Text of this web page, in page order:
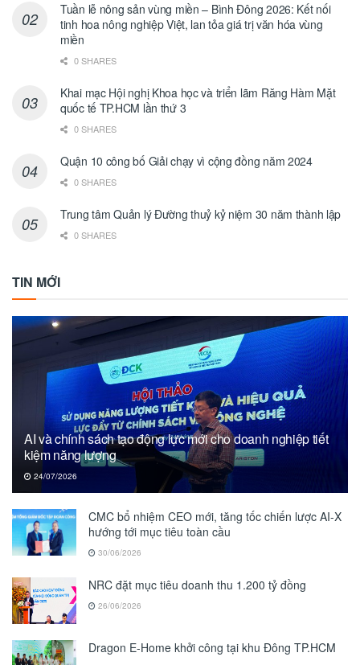
Tuần lễ nông sản vùng miền – Bình Đông 2026: Kết nối
tinh hoa nông nghiệp Việt, lan tỏa giá trị văn hóa vùng
miền
0 SHARES
Khai mạc Hội nghị Khoa học và triển lãm Răng Hàm Mặt
quốc tế TP.HCM lần thứ 3
0 SHARES
Quận 10 công bố Giải chạy vì cộng đồng năm 2024
0 SHARES
Trung tâm Quản lý Đường thuỷ kỷ niệm 30 năm thành lập
0 SHARES
TIN MỚI
AI và chính sách tạo động lực mới cho doanh nghiệp tiết
kiệm năng lượng
24/07/2026
CMC bổ nhiệm CEO mới, tăng tốc chiến lược AI-X
hướng tới mục tiêu toàn cầu
30/06/2026
NRC đặt mục tiêu doanh thu 1.200 tỷ đồng
26/06/2026
Dragon E-Home khởi công tại khu Đông TP.HCM